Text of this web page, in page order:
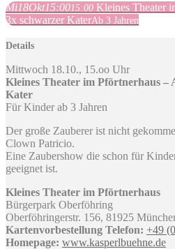
Mi18Okt15:0015:00 Kleines Theater
3x schwarzer KaterAb 3 Jahren
Details
Mittwoch 18.10., 15.oo Uhr
Kleines Theater im Pförtnerhaus –
Kater
Für Kinder ab 3 Jahren
Der große Zauberer ist nicht
Clown Patricio.
Eine Zaubershow die schon für
geeignet ist.
Kleines Theater im Pförtnerhaus
Bürgerpark Oberföhring
Oberföhringerstr. 156, 81925
Kartenvorbestellung Telefon: +49
Homepage: www.kasperlbuehne.de